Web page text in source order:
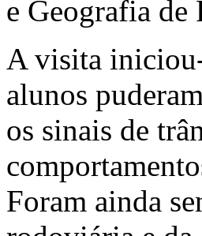
e Geografia de
A visita
alunos
os sinais de
Foram ainda